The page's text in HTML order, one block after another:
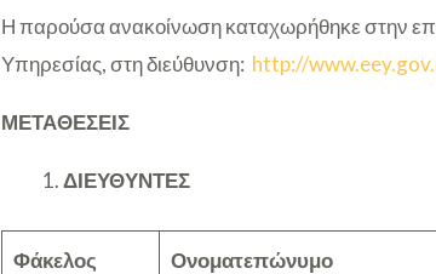
Η παρούσα ανακοίνωση καταχωρήθηκε στην
Υπηρεσίας, στη διεύθυνση: http://
ΜΕΤΑΘΕΣΕΙΣ
ΔΙΕΥΘΥΝΤΕΣ
Φάκελος Ονοματεπώνυμο